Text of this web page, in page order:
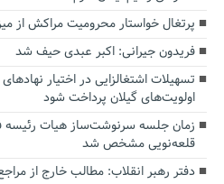
پرتغال خواستار محرومیت مراکش از
فریدون جیرانی: اکبر عبدی حیف شد
تسهیلات اشتغالزایی در اختیار
اولویت‌های گیلان پرداخت شود
زمان جلسه سرنوشت‌ساز هیات رئیسه
قلعه‌نویی مشخص شد
دفتر رهبر انقلاب: مطالب خارج از